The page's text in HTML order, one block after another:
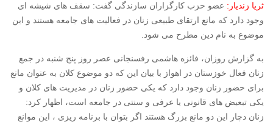
ثریا زندیار: عضو حزب کارگزاران سازندگی گفت: سقف های شیشه ای
وجود دارد که مانع ارتقای طبیعی زنان در فعالیت های جامعه هستند و این
موضوع به نام دین مطرح می شود.
به گزارش روزان، فائزه هاشمی رفسنجانی عصر روز پنج شنبه در جمع
زنان فعال خوزستان در اهواز با بیان این که دو موضوع کلان به عنوان مانع
برای حضور زنان وجود دارد که یکی حضور زنان در مدیریت های کلان و
یکی تبعیض های قانونی یا عرفی و سنتی در جامعه است، اظهار کرد:
زنان دچار این دو مانع بزرگ هستند اگر بتوان با برنامه ریزی ، این موانع